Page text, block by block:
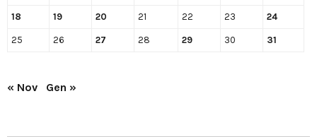
18 19 20 21 22 23 24
25 26 27 28 29 30 31
« Nov Gen »